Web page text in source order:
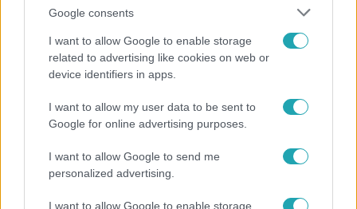
Google consents
I want to allow Google to enable storage
related to advertising like cookies on web or
device identifiers in apps.
I want to allow my user data to be sent to
Google for online advertising purposes.
I want to allow Google to send me
personalized advertising.
I want to allow Google to enable storage
Hazaszállították a kórházból Kati nénit, a házuk
előtt vették észre, hogy már nem él